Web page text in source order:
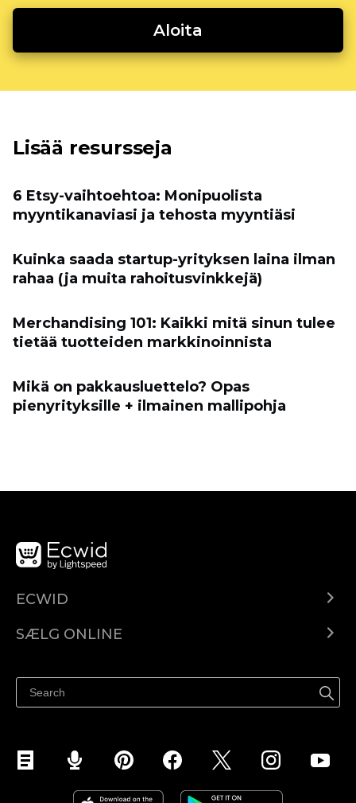
Aloita
Lisää resursseja
6 Etsy-vaihtoehtoa: Monipuolista
myyntikanaviasi ja tehosta myyntiäsi
Kuinka saada startup-yrityksen laina ilman
rahaa (ja muita rahoitusvinkkejä)
Merchandising 101: Kaikki mitä sinun tulee
tietää tuotteiden markkinoinnista
Mikä on pakkausluettelo? Opas
pienyrityksille + ilmainen mallipohja
ECWID
Pris
SÆLG ONLINE
Sælg på Facebook
Sælg på Instagram